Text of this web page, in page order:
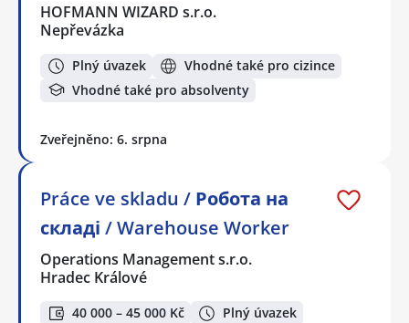
HOFMANN WIZARD s.r.o.
Nepřevázka
Plný úvazek
Vhodné také pro cizince
Vhodné také pro absolventy
Zveřejněno: 6. srpna
Práce ve skladu / Робота на
складі / Warehouse Worker
Operations Management s.r.o.
Hradec Králové
40 000 – 45 000 Kč
Plný úvazek